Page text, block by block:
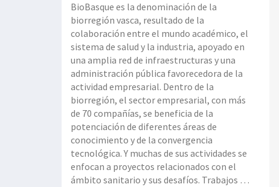
BioBasque es la denominación de la
biorregión vasca, resultado de la
colaboración entre el mundo académico, el
sistema de salud y la industria, apoyado en
una amplia red de infraestructuras y una
administración pública favorecedora de la
actividad empresarial. Dentro de la
biorregión, el sector empresarial, con más
de 70 compañías, se beneficia de la
potenciación de diferentes áreas de
conocimiento y de la convergencia
tecnológica. Y muchas de sus actividades se
enfocan a proyectos relacionados con el
ámbito sanitario y sus desafíos. Trabajos e